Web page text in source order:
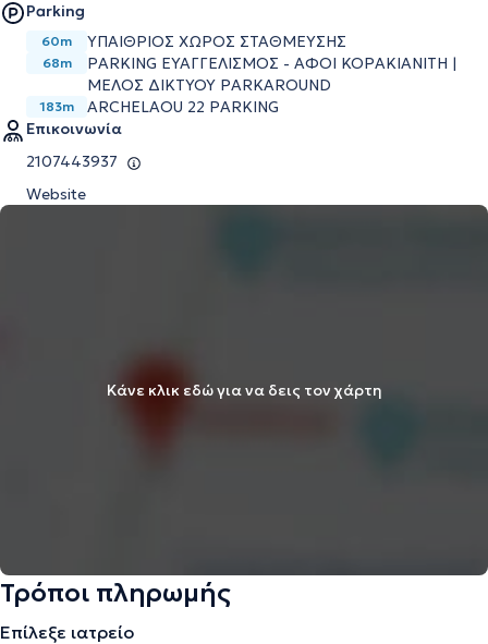
Parking
60m ΥΠΑΙΘΡΙΟΣ ΧΩΡΟΣ ΣΤΑΘΜΕΥΣΗΣ
68m
PARKING ΕΥΑΓΓΕΛΙΣΜΟΣ - ΑΦΟΙ ΚΟΡΑΚΙΑΝΙΤΗ |
ΜΕΛΟΣ ΔΙΚΤΥΟΥ PARKAROUND
183m
ARCHELAOU 22 PARKING
Επικοινωνία
2107443937
Website
Κάνε κλικ εδώ για να δεις τον χάρτη
Τρόποι πληρωμής
Επίλεξε ιατρείο